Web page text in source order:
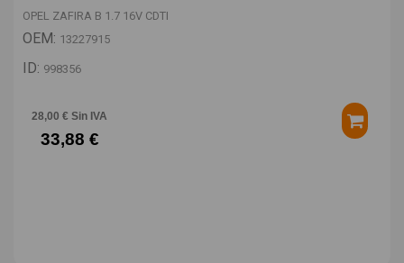
OPEL ZAFIRA B 1.7 16V CDTI
OEM: 13227915
ID: 998356
28,00 € Sin IVA
33,88 €